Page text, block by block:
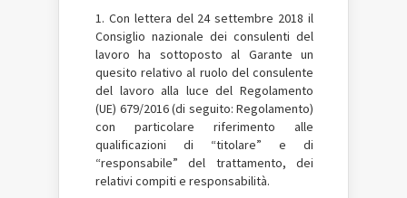
1. Con lettera del 24 settembre 2018 il
Consiglio nazionale dei consulenti del
lavoro ha sottoposto al Garante un
quesito relativo al ruolo del consulente
del lavoro alla luce del Regolamento
(UE) 679/2016 (di seguito: Regolamento)
con particolare riferimento alle
qualificazioni di “titolare” e di
“responsabile” del trattamento, dei
relativi compiti e responsabilità.